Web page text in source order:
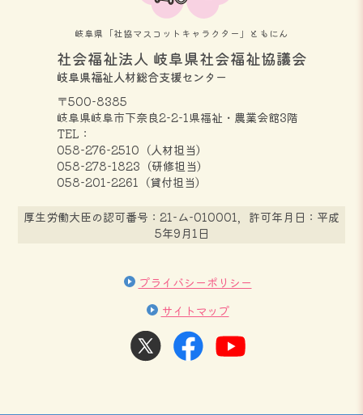
岐阜県「社協マスコットキャラクター」ともにん
社会福祉法人 岐阜県社会福祉協議会
岐阜県福祉人材総合支援センター
〒500-8385
岐阜県岐阜市下奈良2-2-1県福祉・農業会館3階
TEL：
058-276-2510（人材担当）
058-278-1823（研修担当）
058-201-2261（貸付担当）
厚生労働大臣の認可番号：21-ム-010001，許可年月日：平成
5年9月1日
プライバシーポリシー
サイトマップ